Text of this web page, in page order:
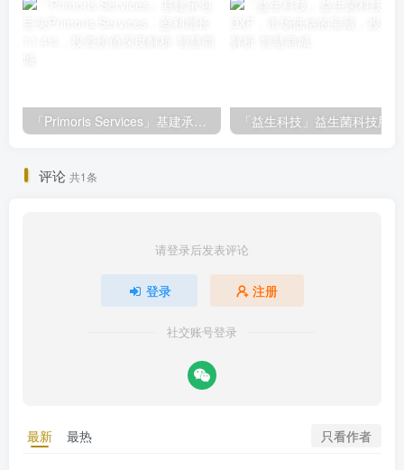
评论 共1条
请登录后发表评论
登录 注册
社交账号登录
最新 最热 只看作者